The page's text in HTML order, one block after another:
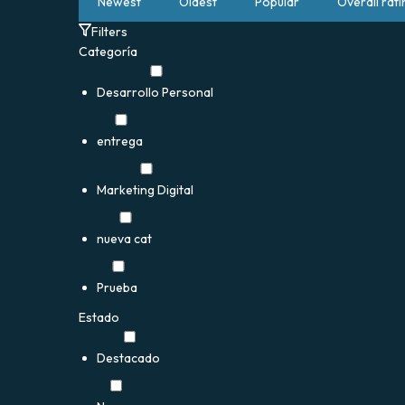
Filters
Categoría
Desarrollo Personal
entrega
Marketing Digital
nueva cat
Prueba
Estado
Destacado